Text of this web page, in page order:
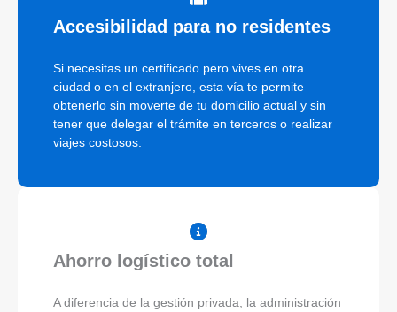
Accesibilidad para no residentes
Si necesitas un certificado pero vives en otra
ciudad o en el extranjero, esta vía te permite
obtenerlo sin moverte de tu domicilio actual y sin
tener que delegar el trámite en terceros o realizar
viajes costosos.
Ahorro logístico total
A diferencia de la gestión privada, la administración